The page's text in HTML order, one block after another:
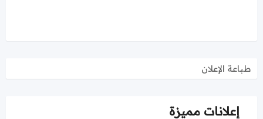
طباعة الإعلان
إعلانات مميزة